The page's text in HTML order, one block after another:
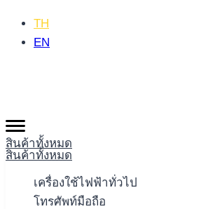
TH
EN
สินค้าทั้งหมด
สินค้าทั้งหมด
เครื่องใช้ไฟฟ้าทั่วไป
โทรศัพท์มือถือ